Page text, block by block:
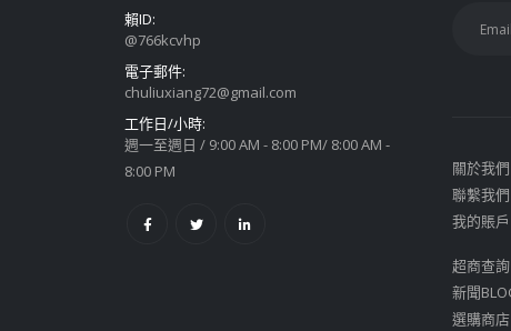
賴ID:
@766kcvhp
電子郵件:
chuliuxiang72@gmail.com
工作日/小時:
週一至週日 / 9:00 AM - 8:00 PM/ 8:00 AM -
8:00 PM
關於我們
聯繫我們
我的賬戶
超商查詢
新聞
選購商店